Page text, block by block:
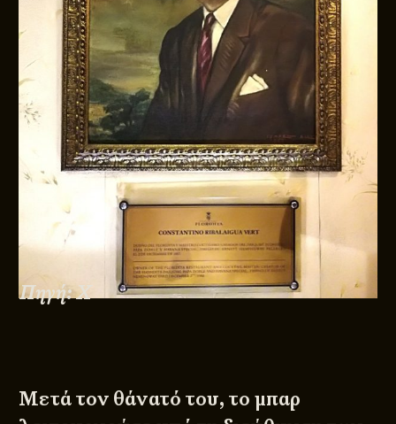
Πηγή: X
Μετά τον θάνατό του, το μπαρ